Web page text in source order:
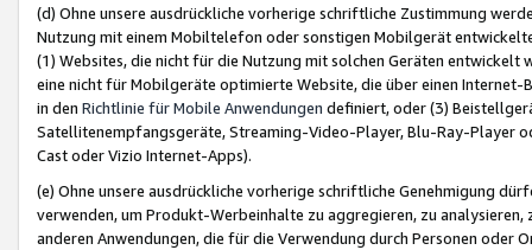
(d) Ohne unsere ausdrückliche vorherige schriftliche Zustimmung
Nutzung mit einem Mobiltelefon oder sonstigen Mobilgerät
(1) Websites, die nicht für die Nutzung mit solchen Geräten
eine nicht für Mobilgeräte optimierte Website, die über einen
in den Richtlinie für Mobile Anwendungen definiert, oder (3)
Satellitenempfangsgeräte, Streaming-Video-Player, Blu-Ray-Player
Cast oder Vizio Internet-Apps).
(e) Ohne unsere ausdrückliche vorherige schriftliche Genehmigung
verwenden, um Produkt-Werbeinhalte zu aggregieren, zu
anderen Anwendungen, die für die Verwendung durch Personen